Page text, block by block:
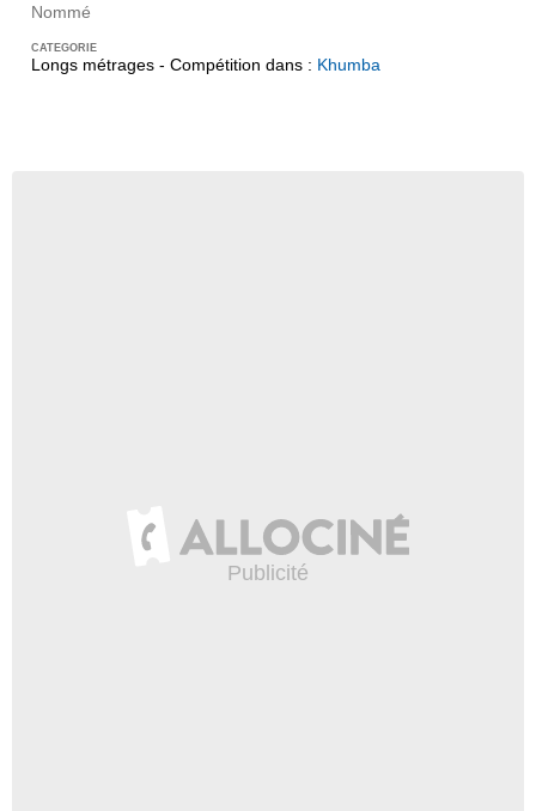
Nommé
Longs métrages - Compétition dans : Khumba